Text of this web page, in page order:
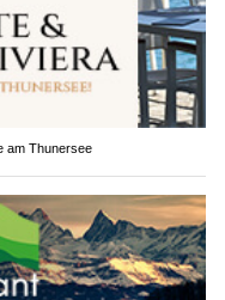
am Thunersee